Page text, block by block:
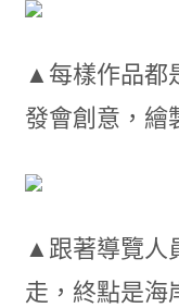
▲每樣作品都
發會創意，繪
▲跟著導覽人
走，終點是海